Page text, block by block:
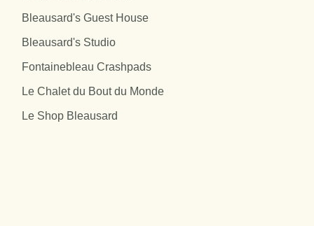
Bleausard's Guest House
Bleausard's Studio
Fontainebleau Crashpads
Le Chalet du Bout du Monde
Le Shop Bleausard